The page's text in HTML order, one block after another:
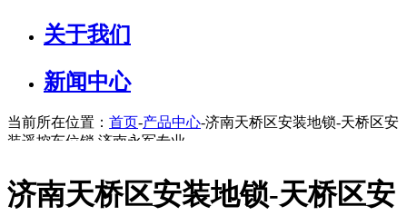
关于我们
新闻中心
当前所在位置： 首页-产品中心-济南天桥区安装地锁-天桥区安
装遥控车位锁 济南永军专业
济南天桥区安装地锁-天桥区安